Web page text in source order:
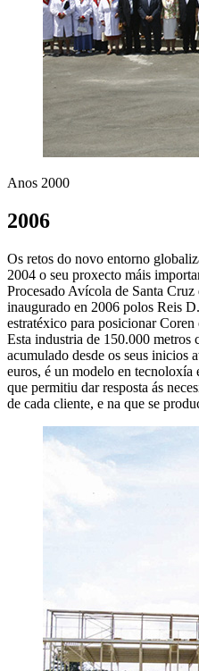
Anos 2000
2006
Os retos do novo entorno
2004 o seu proxecto máis
Procesado Avícola de Santa
inaugurado en 2006 polos Reis
estratéxico para posicionar
Esta industria de 150.000 metros
acumulado desde os seus inicios
euros, é un modelo en tecnoloxía
que permitiu dar resposta ás
de cada cliente, e na que se